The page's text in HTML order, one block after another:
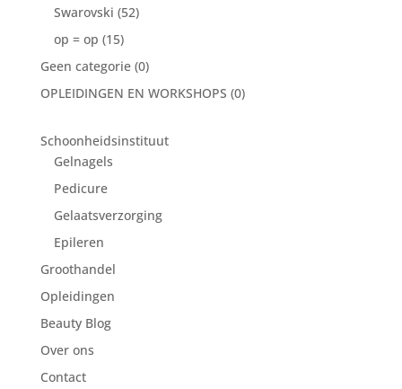
Swarovski (52)
op = op (15)
Geen categorie (0)
OPLEIDINGEN EN WORKSHOPS (0)
Schoonheidsinstituut
Gelnagels
Pedicure
Gelaatsverzorging
Epileren
Groothandel
Opleidingen
Beauty Blog
Over ons
Contact